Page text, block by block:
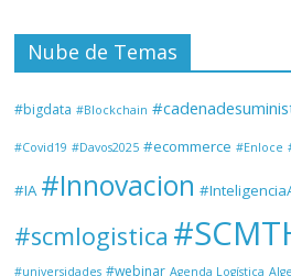
Nube de Temas
#bigdata #Blockchain
#Covid19 #Davos2025 #ecommerce #Enloce
#IA #Innovacion
#scmlogistica
#universidades #webinar Agenda Logística